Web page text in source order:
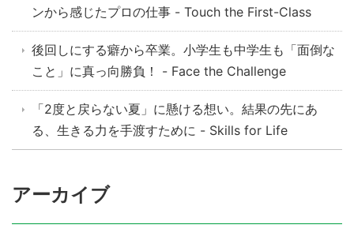
ンから感じたプロの仕事 - Touch the First-Class
後回しにする癖から卒業。小学生も中学生も「面倒な
こと」に真っ向勝負！ - Face the Challenge
「2度と戻らない夏」に懸ける想い。結果の先にあ
る、生きる力を手渡すために - Skills for Life
アーカイブ